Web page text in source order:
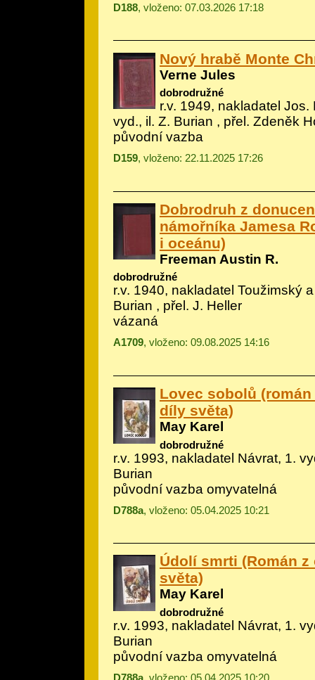
D188, vloženo: 07.03.2026 17:18
Nový hrabě Monte
Verne Jules
dobrodružné
r.v. 1949, nakladatel Jos.
vyd., il. Z. Burian , přel. Zdeněk
původní vazba
D159, vloženo: 22.11.2025 17:26
Dobrodruh z
námořníka Jamesa
i oceánu)
Freeman Austin R.
dobrodružné
r.v. 1940, nakladatel Toužimský
Burian , přel. J. Heller
vázaná
A1709, vloženo: 09.08.2025 14:16
Lovec sobolů
díly světa)
May Karel
dobrodružné
r.v. 1993, nakladatel Návrat, 1.
Burian
původní vazba omyvatelná
D788a, vloženo: 05.04.2025 10:21
Údolí smrti (Román
světa)
May Karel
dobrodružné
r.v. 1993, nakladatel Návrat, 1.
Burian
původní vazba omyvatelná
D788a, vloženo: 05.04.2025 10:20